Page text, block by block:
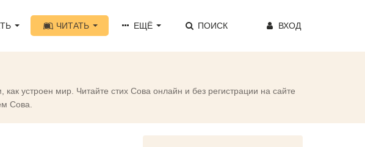
ЧИТАТЬ ЕЩЁ ПОИСК ВХОД
устроен мир. Читайте стих Сова онлайн и без регистрации на сайте
Сова.